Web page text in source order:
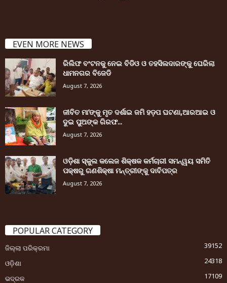
EVEN MORE NEWS
ରିଲିଫ ବଂଟନକୁ ନେଇ ବିଡିଓ ଓ ତହସିଲଦାରଙ୍କୁ ଘେରିଲା
ଧାମନଗର ବିଜେଡି
August 7, 2026
ଜୀବିତ ମା’ଙ୍କୁ ମୃତ ଦର୍ଶାଇ ଜମି ହଡ଼ପ ଘଟଣା,ଆରଆଇ ଓ
ଦୁଇ ପୁଅଙ୍କ ଗିରଫ...
August 7, 2026
ଓଡ଼ିଶା ସ୍କୁଲ କଲେଜ ଶିକ୍ଷକ କର୍ମଚାରୀ ସମନ୍ୱୟ ସମିତି
ପକ୍ଷରୁ ଗଣଶିକ୍ଷା ମନ୍ତ୍ରୀଙ୍କୁ ଦାବିପତ୍ର
August 7, 2026
POPULAR CATEGORY
ଜିଲ୍ଲା ପରିକ୍ରମା
39152
ଓଡ଼ିଶା
24318
ଭଦ୍ରକ
17109